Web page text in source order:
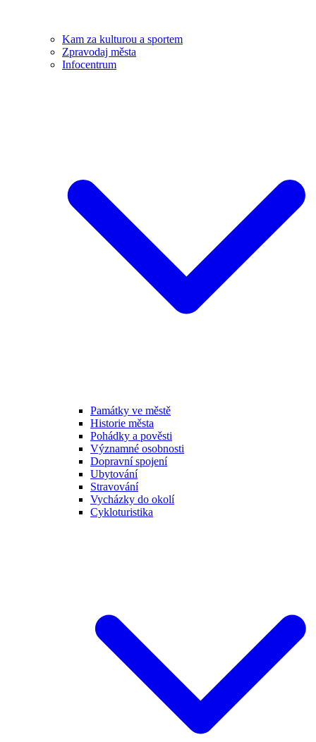
Kam za kulturou a sportem
Zpravodaj města
Infocentrum
Památky ve městě
Historie města
Pohádky a pověsti
Významné osobnosti
Dopravní spojení
Ubytování
Stravování
Vycházky do okolí
Cykloturistika